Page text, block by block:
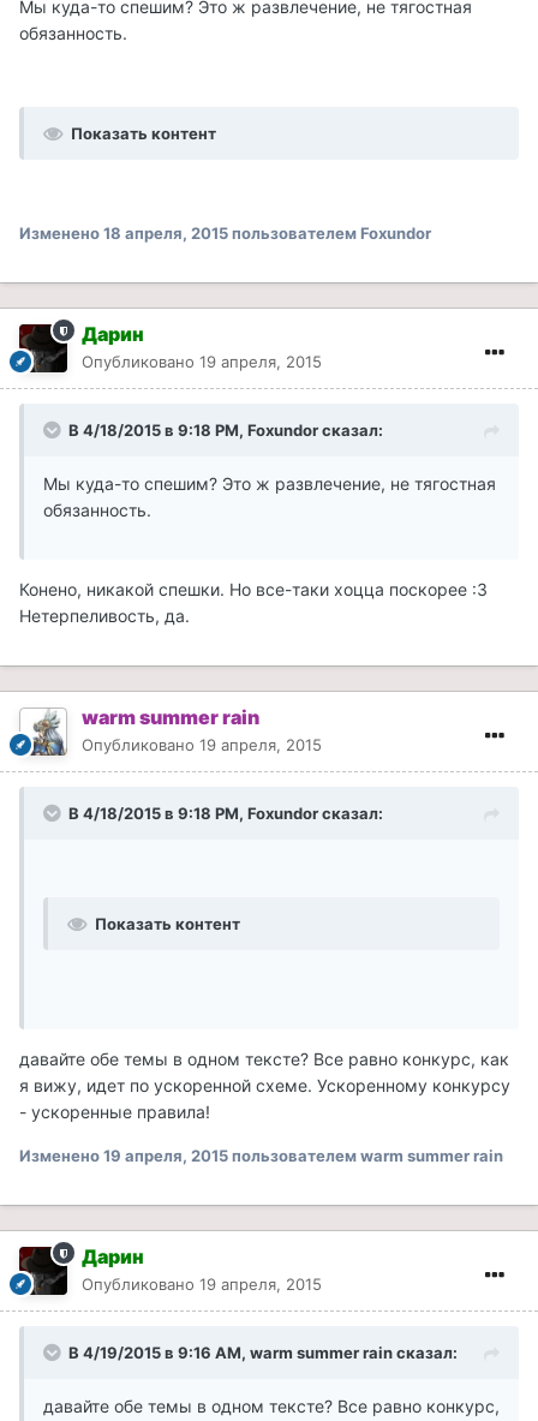
Мы куда-то спешим? Это ж развлечение, не тягостная
обязанность.
Показать контент
Изменено18 апреля, 2015пользователем Foxundor
Дарин
Опубликовано 19 апреля, 2015
В 4/18/2015 в 9:18 PM, Foxundor сказал:
Мы куда-то спешим? Это ж развлечение, не тягостная
обязанность.
Конено, никакой спешки. Но все-таки хоцца поскорее :3
Нетерпеливость, да.
warm summer rain
Опубликовано 19 апреля, 2015
В 4/18/2015 в 9:18 PM, Foxundor сказал:
Показать контент
давайте обе темы в одном тексте? Все равно конкурс, как
я вижу, идет по ускоренной схеме. Ускоренному конкурсу
- ускоренные правила!
Изменено19 апреля, 2015пользователем warm summer rain
Дарин
Опубликовано 19 апреля, 2015
В 4/19/2015 в 9:16 AM, warm summer rain сказал:
давайте обе темы в одном тексте? Все равно конкурс,